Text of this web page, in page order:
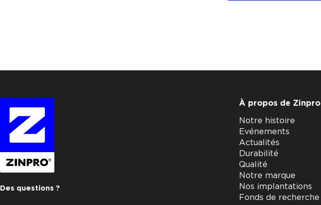
Des questions ?
À propos de Zinpro
Notre histoire
Evénements
Actualités
Durabilité
Qualité
Notre marque
Nos implantations
Fonds de recherche